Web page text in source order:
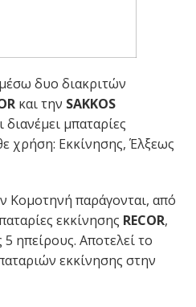
δυο διακριτών
και την SAKKOS
διανέμει μπαταρίες
χρήση: Εκκίνησης, Έλξεως
Κομοτηνή παράγονται, από
εκκίνησης RECOR,
5 ηπείρους. Αποτελεί το
εκκίνησης στην